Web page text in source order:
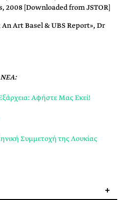
[Downloaded from JSTOR]
Art Basel & UBS Report», Dr
Αφήστε Μας Εκεί!
Συμμετοχή της Λουκίας